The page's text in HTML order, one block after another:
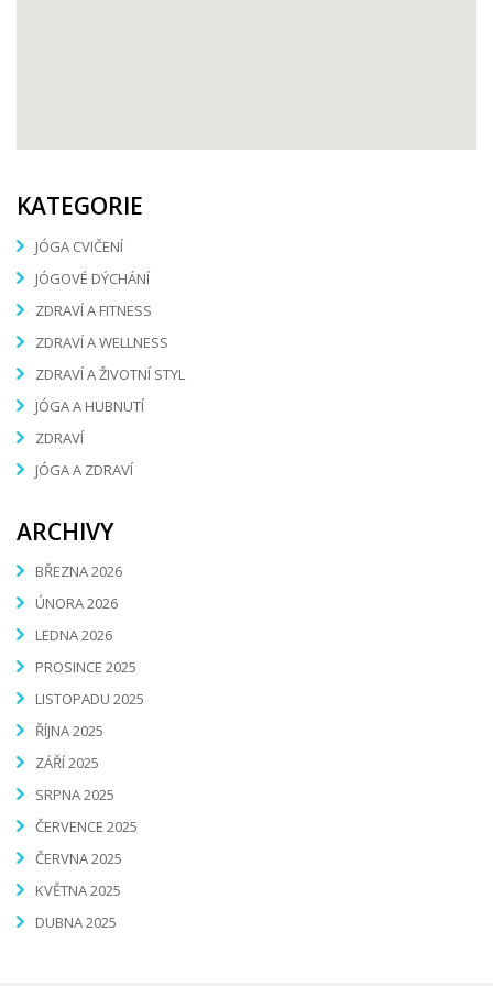
KATEGORIE
JÓGA CVIČENÍ
JÓGOVÉ DÝCHÁNÍ
ZDRAVÍ A FITNESS
ZDRAVÍ A WELLNESS
ZDRAVÍ A ŽIVOTNÍ STYL
JÓGA A HUBNUTÍ
ZDRAVÍ
JÓGA A ZDRAVÍ
ARCHIVY
BŘEZNA 2026
ÚNORA 2026
LEDNA 2026
PROSINCE 2025
LISTOPADU 2025
ŘÍJNA 2025
ZÁŘÍ 2025
SRPNA 2025
ČERVENCE 2025
ČERVNA 2025
KVĚTNA 2025
DUBNA 2025